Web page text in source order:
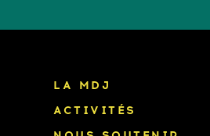
LA MDJ
ACTIVITÉS